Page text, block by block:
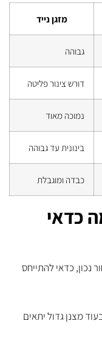
מזגן נייד
גבוהה
דורש צינור פליטה
נמוכה מאוד
בינונית עד גבוהה
כבדה ומוגבלת
כדאי
נכון, כדאי להתייחס
מצנן גדול יתאים